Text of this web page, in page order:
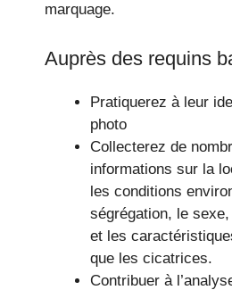
marquage.
Auprès des requins
Pratiquerez à leur
photo
Collecterez de
informations sur la
les conditions
ségrégation, le
et les
que les cicatrices.
Contribuer à